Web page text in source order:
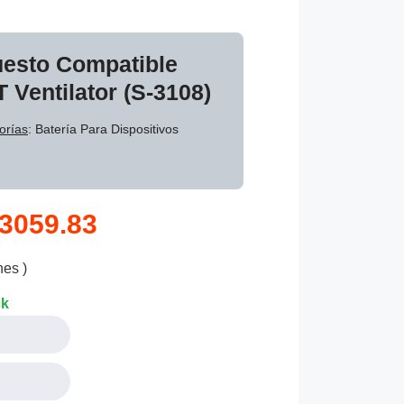
Compatible
Ventilator (S-3108)
: Batería Para Dispositivos
)